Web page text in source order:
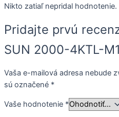
Nikto zatiaľ nepridal hodnotenie.
Pridajte prvú
SUN 2000-4KTL-
Vaša e-mailová adresa nebude
sú označené *
Vaše hodnotenie *